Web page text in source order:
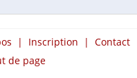
| Inscription | Contact
de page